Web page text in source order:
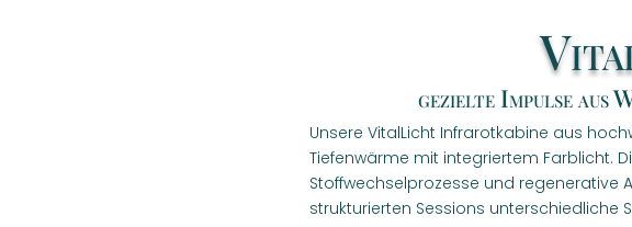
gezielte Impulse aus
Unsere VitalLicht Infrarotkabine aus
Tiefenwärme mit integriertem Farblicht.
Stoffwechselprozesse und regenerative
strukturierten Sessions unterschiedliche